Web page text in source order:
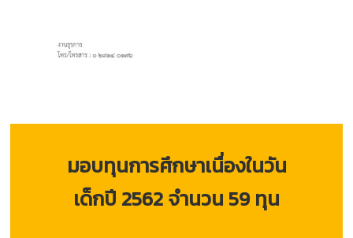
มอบทุนการศึกษาเนื่องในวัน
เด็กปี 2562 จำนวน 59 ทุน